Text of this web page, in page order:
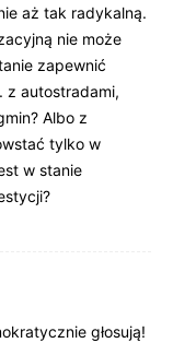
aż tak radykalną.
nie może
zapewnić
z autostradami,
Albo z
tylko w
w stanie
głosują!